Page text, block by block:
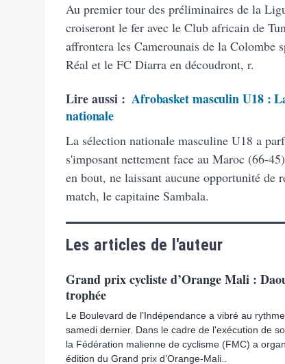
Au premier tour des préliminaires de la
croiseront le fer avec le Club africain de
affrontera les Camerounais de la Colombe
Réal et le FC Diarra en découdront, r.
Lire aussi : Afrobasket masculin U18 :
nationale
La sélection nationale masculine U18 a
s'imposant nettement face au Maroc (66-
en bout, ne laissant aucune opportunité de
match, le capitaine Sambala.
Les articles de l'auteur
Grand prix cycliste d’Orange Mali :
trophée
Le Boulevard de l’Indépendance a vibré au
samedi dernier. Dans le cadre de l'exécution de
la Fédération malienne de cyclisme (FMC) a
édition du Grand prix d’Orange-Mali..